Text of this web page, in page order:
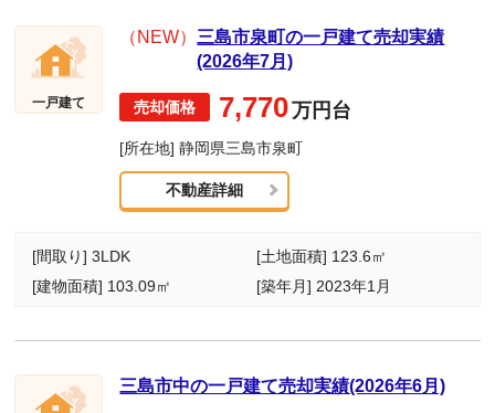
一戸建て
（NEW） 三島市泉町の一戸建て売却実績
(2026年7月)
7,770万円台
[所在地] 静岡県三島市泉町
不動産詳細
[間取り] 3LDK
[土地面積] 123.6㎡
[建物面積] 103.09㎡
[築年月] 2023年1月
三島市中の一戸建て売却実績(2026年6月)